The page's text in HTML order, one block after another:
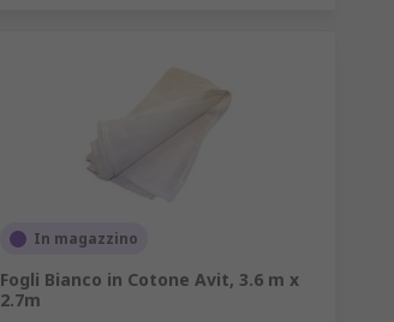
In magazzino
Fogli Bianco in Cotone Avit, 3.6 m x
2.7m